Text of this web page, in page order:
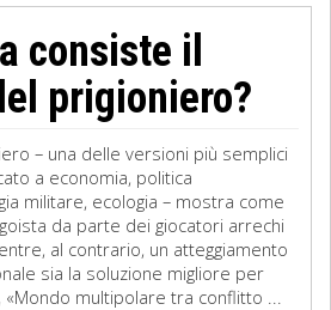
consiste il
prigioniero?
– una delle versioni più semplici
a economia, politica
militare, ecologia – mostra come
da parte dei giocatori arrechi
al contrario, un atteggiamento
sia la soluzione migliore per
multipolare tra conflitto ...